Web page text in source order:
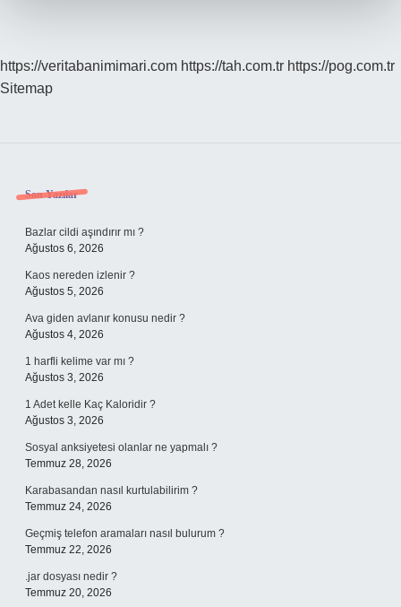
https://veritabanimimari.com https://tah.com.tr https://pog.com.tr
Sitemap
Sidebar
Son Yazılar
Bazlar cildi aşındırır mı ?
Ağustos 6, 2026
Kaos nereden izlenir ?
Ağustos 5, 2026
Ava giden avlanır konusu nedir ?
Ağustos 4, 2026
1 harfli kelime var mı ?
Ağustos 3, 2026
1 Adet kelle Kaç Kaloridir ?
Ağustos 3, 2026
Sosyal anksiyetesi olanlar ne yapmalı ?
Temmuz 28, 2026
Karabasandan nasıl kurtulabilirim ?
Temmuz 24, 2026
Geçmiş telefon aramaları nasıl bulurum ?
Temmuz 22, 2026
.jar dosyası nedir ?
Temmuz 20, 2026